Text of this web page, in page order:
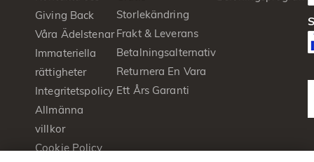
Giving Back
Våra Ädelstenar
Immateriella
rättigheter
Integritetspolicy
Allmänna
villkor
Cookie Policy
Storlekändring
Frakt & Leverans
Betalningsalternativ
Returnera En Vara
Ett Års Garanti